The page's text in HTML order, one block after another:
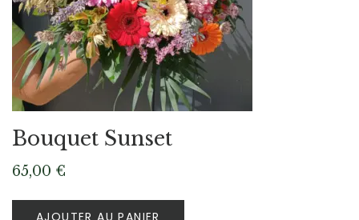
Bouquet Sunset
65,00 €
AJOUTER AU PANIER